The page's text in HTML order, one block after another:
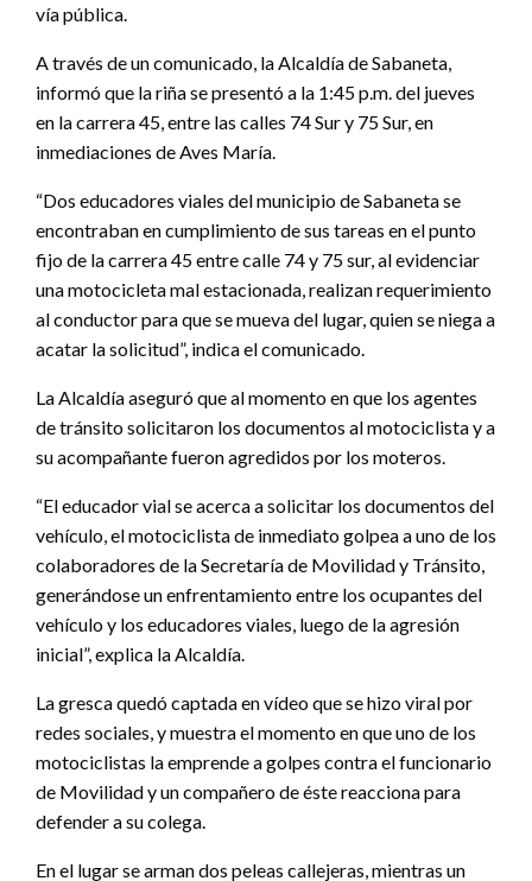
vía pública.
A través de un comunicado, la Alcaldía de Sabaneta,
informó que la riña se presentó a la 1:45 p.m. del jueves
en la carrera 45, entre las calles 74 Sur y 75 Sur, en
inmediaciones de Aves María.
“Dos educadores viales del municipio de Sabaneta se
encontraban en cumplimiento de sus tareas en el punto
fijo de la carrera 45 entre calle 74 y 75 sur, al evidenciar
una motocicleta mal estacionada, realizan requerimiento
al conductor para que se mueva del lugar, quien se niega a
acatar la solicitud”, indica el comunicado.
La Alcaldía aseguró que al momento en que los agentes
de tránsito solicitaron los documentos al motociclista y a
su acompañante fueron agredidos por los moteros.
“El educador vial se acerca a solicitar los documentos del
vehículo, el motociclista de inmediato golpea a uno de los
colaboradores de la Secretaría de Movilidad y Tránsito,
generándose un enfrentamiento entre los ocupantes del
vehículo y los educadores viales, luego de la agresión
inicial”, explica la Alcaldía.
La gresca quedó captada en vídeo que se hizo viral por
redes sociales, y muestra el momento en que uno de los
motociclistas la emprende a golpes contra el funcionario
de Movilidad y un compañero de éste reacciona para
defender a su colega.
En el lugar se arman dos peleas callejeras, mientras un